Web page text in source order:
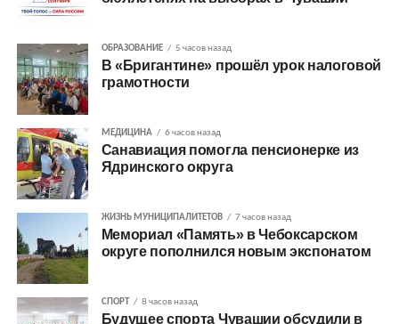
ОБРАЗОВАНИЕ 5 часов назад
В «Бригантине» прошёл урок налоговой
грамотности
МЕДИЦИНА 6 часов назад
Санавиация помогла пенсионерке из
Ядринского округа
ЖИЗНЬ МУНИЦИПАЛИТЕТОВ 7 часов назад
Мемориал «Память» в Чебоксарском
округе пополнился новым экспонатом
СПОРТ 8 часов назад
Будущее спорта Чувашии обсудили в